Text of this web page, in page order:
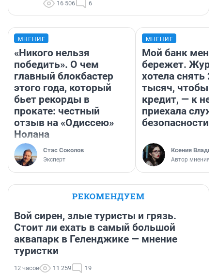
16 506 6
МНЕНИЕ
«Никого нельзя
победить». О чем
главный блокбастер
этого года, который
бьет рекорды в
прокате: честный
отзыв на «Одиссею»
Нолана
Стас Соколов
Эксперт
МНЕНИЕ
Мой банк меня
бережет.
хотела снять
тысяч, чтобы
кредит, — к
приехала
безопасности
Ксения
Автор мнения
РЕКОМЕНДУЕМ
Вой сирен, злые туристы и грязь.
Стоит ли ехать в самый большой
аквапарк в Геленджике — мнение
туристки
12 часов 11 259 19